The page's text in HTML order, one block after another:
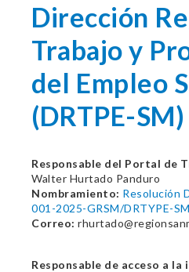
Dirección
Trabajo y
del Empleo
(DRTPE-SM)
Responsable del Portal de
Walter Hurtado Panduro
Nombramiento: Resolución
001-2025-GRSM/DRTYPE-SM
Correo:
Responsable de acceso a la